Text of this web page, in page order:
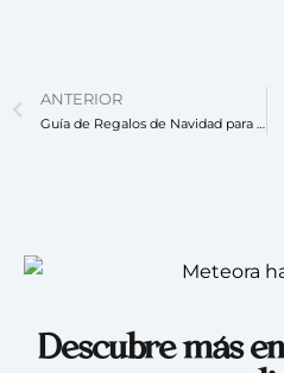
ANTERIOR
Guía de Regalos de Navidad para Fans: De Harry Potter a Goku
Descubre más